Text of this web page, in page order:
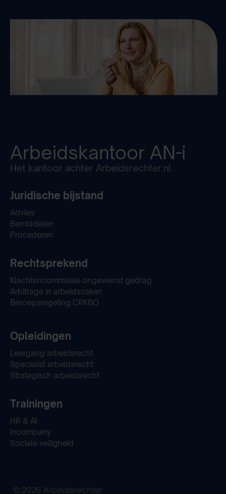
Arbeidskantoor AN-i
Het kantoor achter Arbeidsrechter.nl
Juridische bijstand
Advies
Bemiddelen
Procederen
Rechtsprekend
Klachtencommissie ongewenst gedrag
Arbitrage in arbeidszaken
Beroepsregeling CRKBO
Opleidingen
Leergang arbeidsrecht
Specialist arbeidsrecht
Strategisch arbeidsrecht
Trainingen
HR & AI
Incompany
Sociale veiligheid
© 2026 Arbeidsrechter